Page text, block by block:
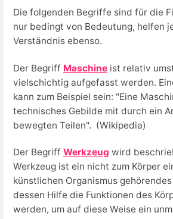
Die folgenden Begriffe sind für die
nur bedingt von Bedeutung, helfen
Verständnis ebenso.
Der Begriff Maschine ist relativ
vielschichtig aufgefasst werden.
kann zum Beispiel sein: "Eine
technisches Gebilde mit durch ein
bewegten Teilen". (Wikipedia)
Der Begriff Werkzeug wird
Werkzeug ist ein nicht zum Körper
künstlichen Organismus
dessen Hilfe die Funktionen des
werden, um auf diese Weise ein